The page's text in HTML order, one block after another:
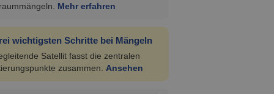
Mehr erfahren
wichtigsten Schritte bei Mängeln
Satellit fasst die zentralen
zusammen. Ansehen